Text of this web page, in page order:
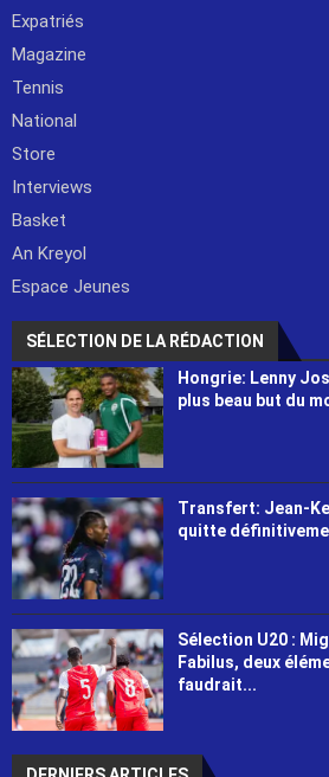
Expatriés
Magazine
Tennis
National
Store
Interviews
Basket
An Kreyol
Espace Jeunes
SÉLECTION DE LA RÉDACTION
Hongrie: Lenny
plus beau but du
Transfert: Jean-
quitte
Sélection U20 :
Fabilus, deux
faudrait...